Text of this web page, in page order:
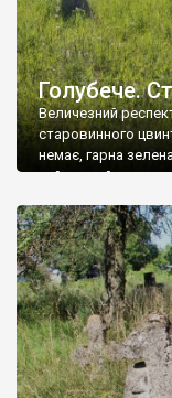
Голубече.
Величезний
старовинного
немає, гарна
найкращий
бруньками, кози
делікатес. На
різноманітних